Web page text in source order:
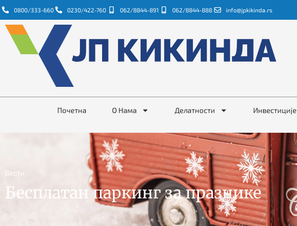
0800/333-660 0230/422-760 062/8844-891 062/8844-888 info@jpkikinda.rs
Почетна О Нама Делатности Инвестиције
Вести
Бесплатан паркинг за празнике